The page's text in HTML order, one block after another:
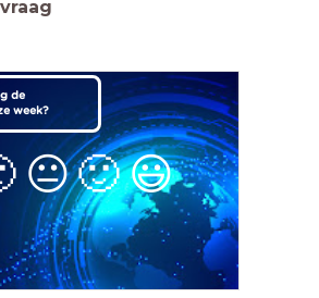
de
week?
😐🙂😃